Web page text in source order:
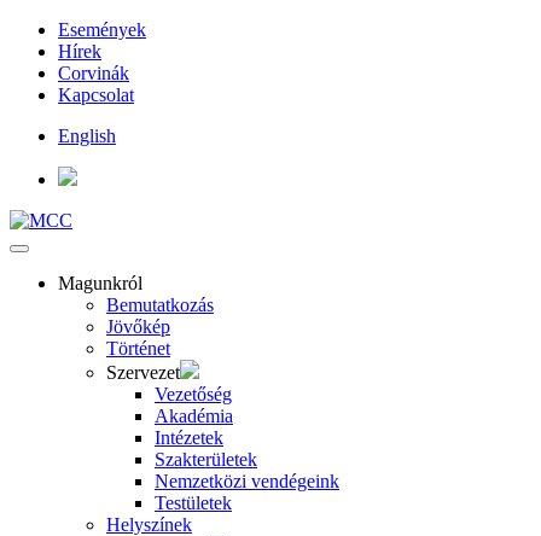
Események
Hírek
Corvinák
Kapcsolat
English
Magunkról
Bemutatkozás
Jövőkép
Történet
Szervezet
Vezetőség
Akadémia
Intézetek
Szakterületek
Nemzetközi vendégeink
Testületek
Helyszínek